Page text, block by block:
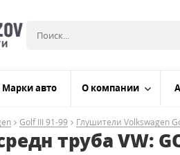
Марки авто О компании
Golf III 91-99 Глушители Volkswagen
труба VW: